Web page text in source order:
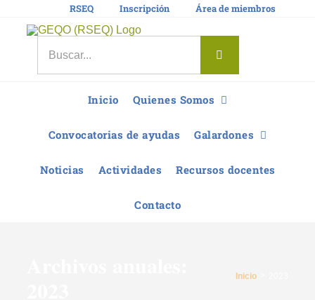
RSEQ Inscripción Área de miembros
Inicio Quienes Somos
Convocatorias de ayudas Galardones
Noticias Actividades Recursos docentes
Contacto
Inicio